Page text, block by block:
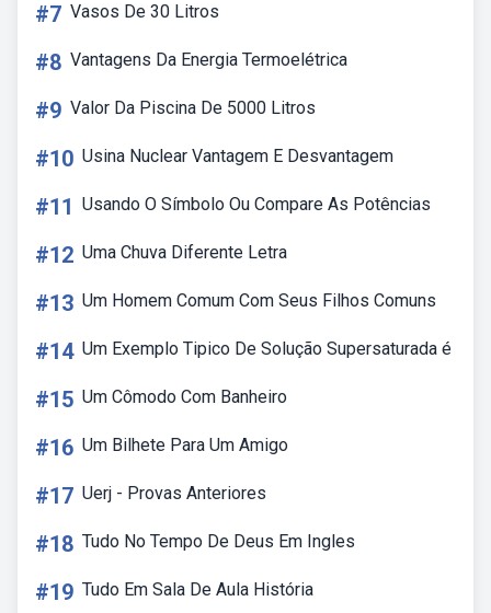
#7 Vasos De 30 Litros
#8 Vantagens Da Energia Termoelétrica
#9 Valor Da Piscina De 5000 Litros
#10 Usina Nuclear Vantagem E Desvantagem
#11 Usando O Símbolo Ou Compare As Potências
#12 Uma Chuva Diferente Letra
#13 Um Homem Comum Com Seus Filhos Comuns
#14 Um Exemplo Tipico De Solução Supersaturada é
#15 Um Cômodo Com Banheiro
#16 Um Bilhete Para Um Amigo
#17 Uerj - Provas Anteriores
#18 Tudo No Tempo De Deus Em Ingles
#19 Tudo Em Sala De Aula História